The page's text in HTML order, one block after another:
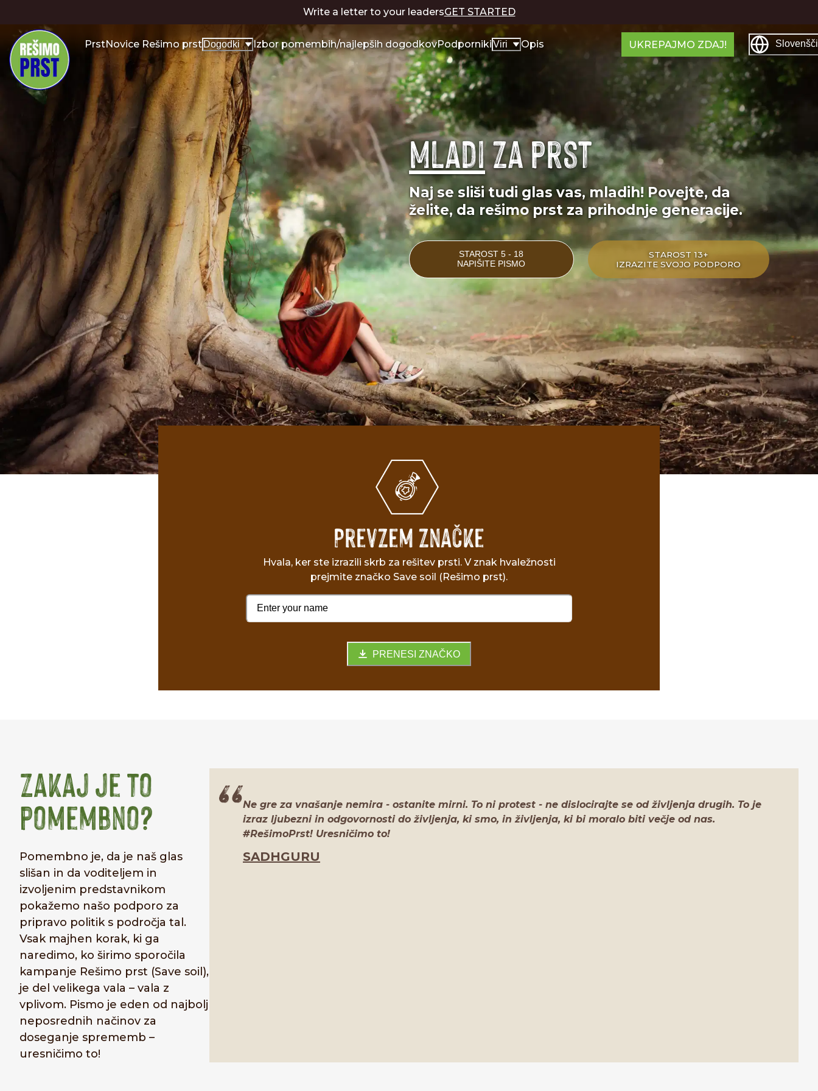
Write a letter to your leadersGET STARTED
PrstNovice Rešimo prst Dogodki Izbor pomembih/najlepših dogodkovPodpornikiViri Opis UKREPAJMO ZDAJ!
Mladiza prst
Naj se sliši tudi glas vas, mladih! Povejte, da
želite, da rešimo prst za prihodnje generacije.
STAROST 5 - 18
NAPIŠITE PISMO
STAROST 13+
IZRAZITE SVOJO PODPORO
Prevzem značke
Hvala, ker ste izrazili skrb za rešitev prsti. V znak hvaležnosti
prejmite značko Save soil (Rešimo prst).
PRENESI ZNAČKO
Zakaj je to
pomembno?
Pomembno je, da je naš glas
slišan in da voditeljem in
izvoljenim predstavnikom
pokažemo našo podporo za
pripravo politik s področja tal.
Vsak majhen korak, ki ga
naredimo, ko širimo sporočila
kampanje Rešimo prst (Save soil),
je del velikega vala – vala z
vplivom. Pismo je eden od najbolj
neposrednih načinov za
doseganje sprememb –
uresničimo to!
Ne gre za vnašanje nemira - ostanite mirni. To ni protest - ne dislocirajte se od življenja drugih. To je
izraz ljubezni in odgovornosti do življenja, ki smo, in življenja, ki bi moralo biti večje od nas.
#RešimoPrst! Uresničimo to!
SADHGURU